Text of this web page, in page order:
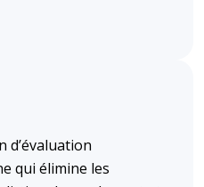
d’évaluation
qui élimine les